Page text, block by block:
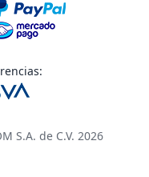
S.A. de C.V. 2026